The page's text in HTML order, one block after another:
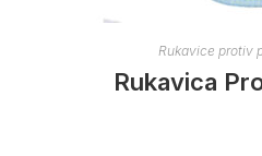
Rukavice protiv
Rukavica